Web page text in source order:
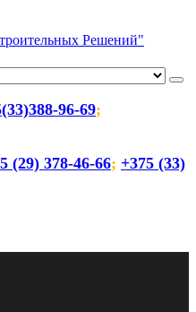
96-69;
(29) 378-46-66; +375 (33)